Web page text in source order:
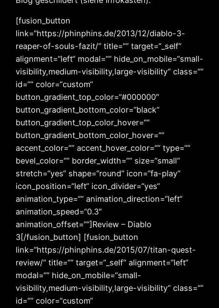
[fusion_button
link=“https://phinphins.de/2013/12/diablo-3-
reaper-of-souls-fazit/“ title=““ target=“_self“
alignment=“left“ modal=““ hide_on_mobile=“small-
visibility,medium-visibility,large-visibility“ class=““
id=““ color=“custom“
button_gradient_top_color=“#000000″
button_gradient_bottom_color=“black“
button_gradient_top_color_hover=““
button_gradient_bottom_color_hover=““
accent_color=““ accent_hover_color=““ type=““
bevel_color=““ border_width=““ size=“small“
stretch=“yes“ shape=“round“ icon=“fa-play“
icon_position=“left“ icon_divider=“yes“
animation_type=““ animation_direction=“left“
animation_speed=“0.3″
animation_offset=““]Review – Diablo
3[/fusion_button] [fusion_button
link=“https://phinphins.de/2015/07/titan-quest-
review/“ title=““ target=“_self“ alignment=“left“
modal=““ hide_on_mobile=“small-
visibility,medium-visibility,large-visibility“ class=““
id=““ color=“custom“